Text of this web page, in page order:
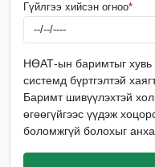
Гүйлгээ хийсэн огноо*
НӨАТ-ын баримтыг хувь
системд бүртгэлтэй
Баримт шивүүлэхтэй
өгөөгүйгээс үүдэж
боломжгүй болохыг